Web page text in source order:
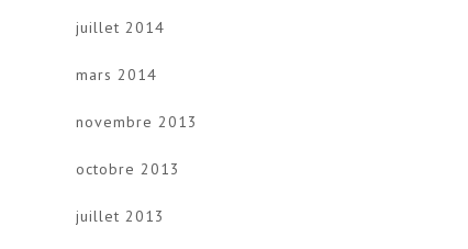
juillet 2014
mars 2014
novembre 2013
octobre 2013
juillet 2013